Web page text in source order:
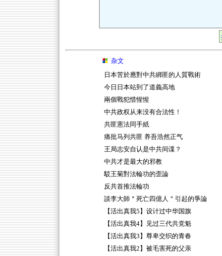
杂文
日本苦於應對中共綁匪的人質戰術
今日日本站到了道義高地
兩個戰犯惜惺惺
中共政权从来没有合法性！
共匪憲法同手紙
痛批马列共匪 养吾浩然正气
王局志安自认是中共间谍？
中共才是最大的邪教
駁王菊對法輪功的歪論
反共首推法輪功
談李大師＂死亡四億人＂引起的爭論
【活出真我5】设计过中华国旗
【活出真我4】见过三代共党魁
【活出真我3】尊卑交织的青春
【活出真我2】被毛害死的父亲